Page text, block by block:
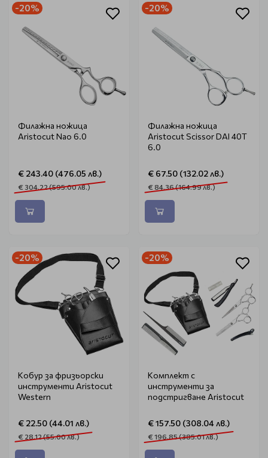
-20%
Филажна ножица
Aristocut Nao 6.0
€ 243.40 (476.05 лв.)
€ 304.22 (595.00 лв.)
-20%
Филажна ножица
Aristocut Scissor DAI 40T
6.0
€ 67.50 (132.02 лв.)
€ 84.36 (164.99 лв.)
-20%
Кобур за фризьорски
инструменти Aristocut
Western
€ 22.50 (44.01 лв.)
€ 28.12 (55.00 лв.)
-20%
Комплект с
инструменти за
подстригване Aristocut
€ 157.50 (308.04 лв.)
€ 196.85 (385.01 лв.)